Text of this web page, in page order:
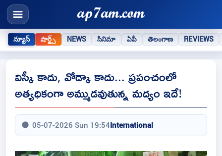
న్యూస్ షార్ట్స్ NEWS సినిమా ఏపీ తెలంగాణ REVIEWS
విస్కీ కాదు, వోడ్కా కాదు... ప్రపంచంలో
అత్యధికంగా అమ్ముడవుతున్న మద్యం ఇదే!
05-07-2026 Sun 19:54International